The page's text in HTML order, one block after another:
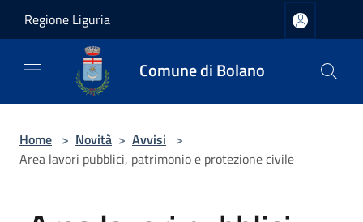
Regione Liguria
Comune di Bolano
Home > Novità > Avvisi >
Area lavori pubblici, patrimonio e protezione civile